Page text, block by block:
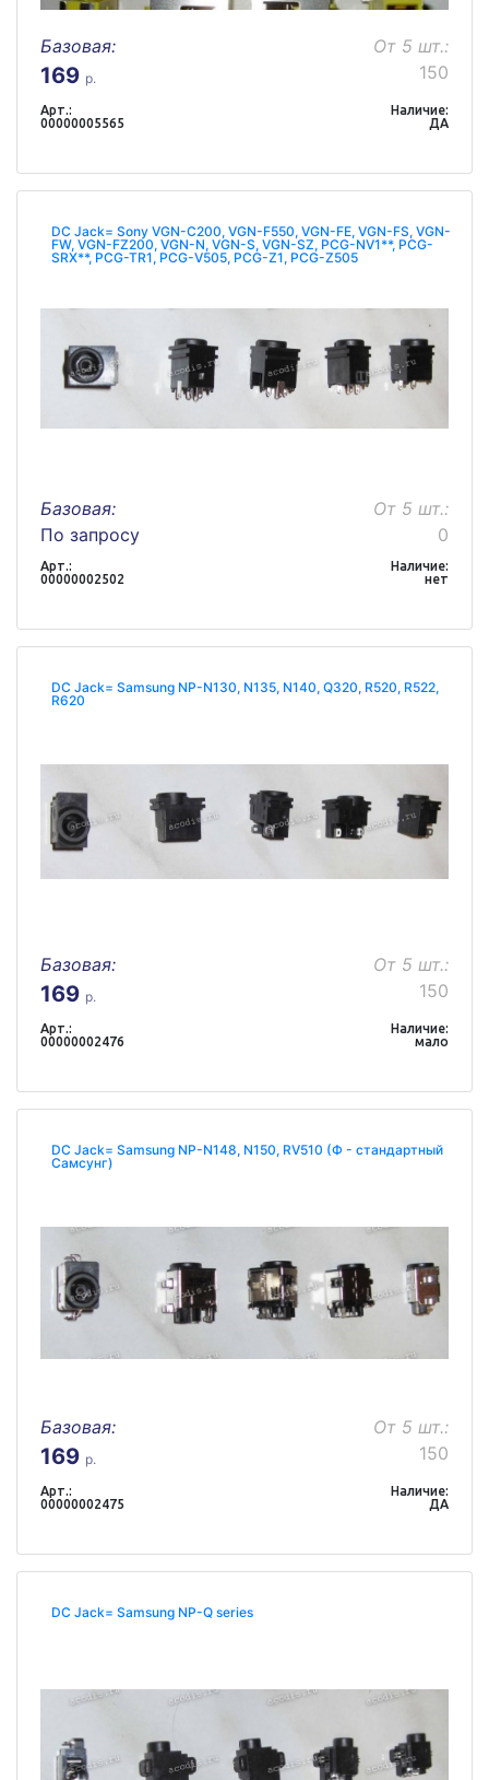
Базовая:
169 р.
От 5 шт.:
150
Арт.:
00000005565
Наличие:
ДА
DC Jack= Sony VGN-C200, VGN-F550, VGN-FE, VGN-FS, VGN-
FW, VGN-FZ200, VGN-N, VGN-S, VGN-SZ, PCG-NV1**, PCG-
SRX**, PCG-TR1, PCG-V505, PCG-Z1, PCG-Z505
Базовая:
По запросу
От 5 шт.:
0
Арт.:
00000002502
Наличие:
нет
DC Jack= Samsung NP-N130, N135, N140, Q320, R520, R522,
R620
Базовая:
169 р.
От 5 шт.:
150
Арт.:
00000002476
Наличие:
мало
DC Jack= Samsung NP-N148, N150, RV510 (Ф - стандартный
Самсунг)
Базовая:
169 р.
От 5 шт.:
150
Арт.:
00000002475
Наличие:
ДА
DC Jack= Samsung NP-Q series